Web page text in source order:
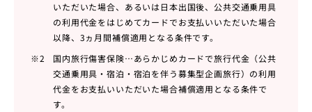
いただいた場合、あるいは日本出国後、公共交通乗用具
の利用代金をはじめてカードでお支払いいただいた場合
以降、3ヵ月間補償適用となる条件です。
※2
国内旅行傷害保険…あらかじめカードで旅行代金（公共
交通乗用具・宿泊・宿泊を伴う募集型企画旅行）の利用
代金をお支払いいただいた場合補償適用となる条件で
す。